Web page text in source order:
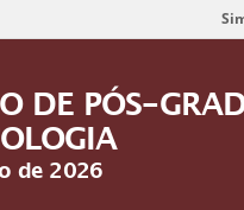
DE PÓS-
de 2026